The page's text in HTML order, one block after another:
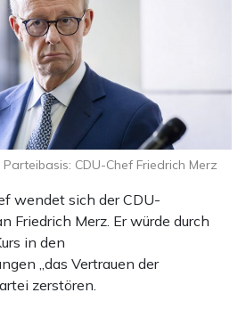
wendet sich der CDU-
Friedrich Merz. Er würde durch
in den
„das Vertrauen der
zerstören.
CDU-Chef Friedrich Merz